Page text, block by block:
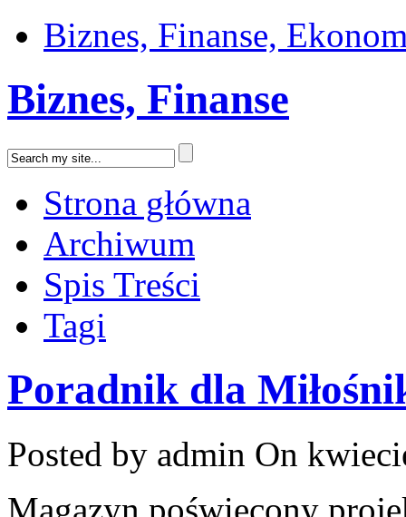
Biznes, Finanse,
Biznes, Finanse
Strona główna
Archiwum
Spis Treści
Tagi
Poradnik dla
Posted by admin On
Magazyn poświęcony